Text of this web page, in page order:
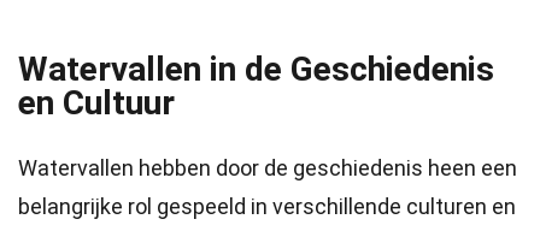
Watervallen in de Geschiedenis
en Cultuur
Watervallen hebben door de geschiedenis heen een
belangrijke rol gespeeld in verschillende culturen en